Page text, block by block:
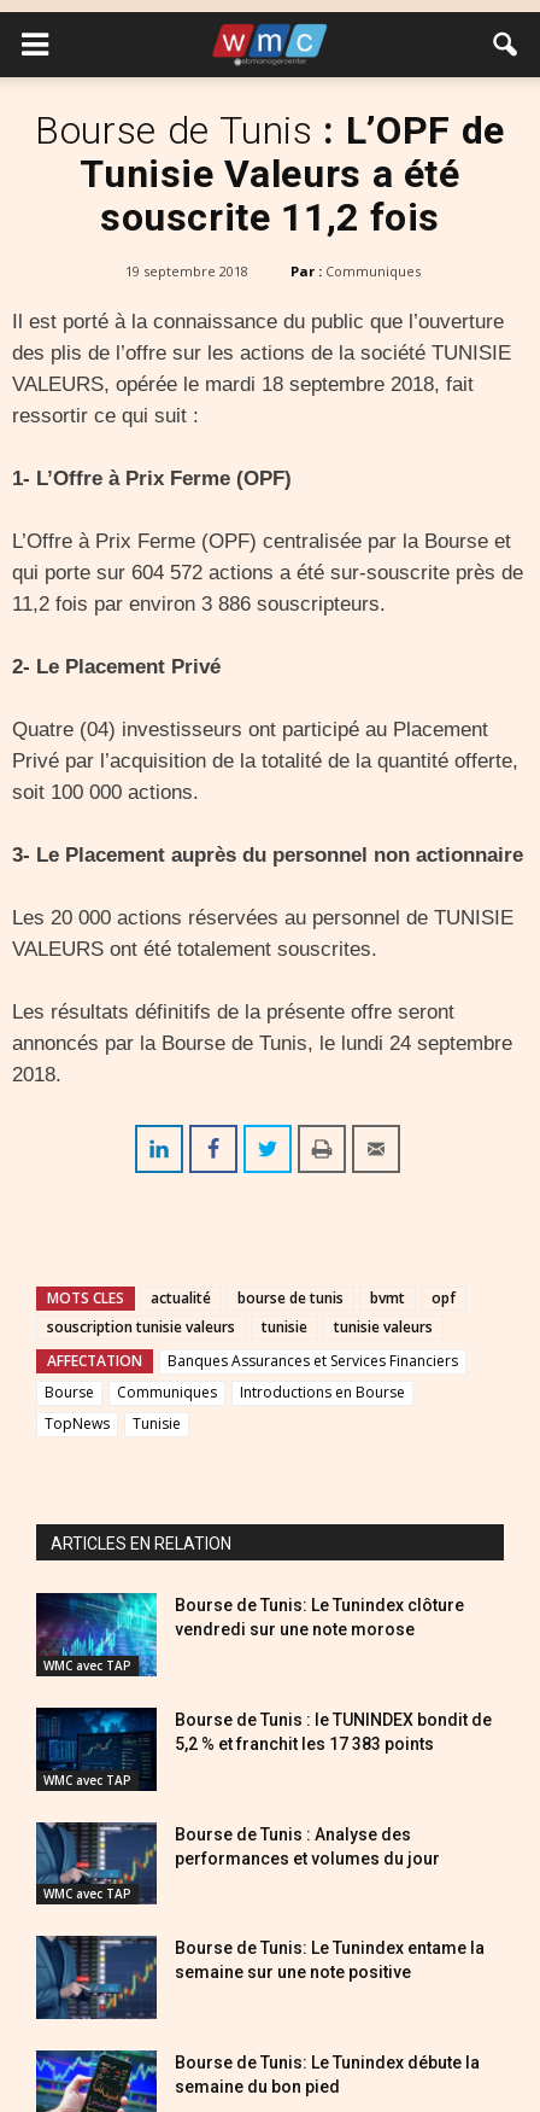
Bourse de Tunis : L’OPF de
Tunisie Valeurs a été
souscrite 11,2 fois
19 septembre 2018 Par : Communiques
Il est porté à la connaissance du public que l’ouverture
des plis de l’offre sur les actions de la société TUNISIE
VALEURS, opérée le mardi 18 septembre 2018, fait
ressortir ce qui suit :
1- L’Offre à Prix Ferme (OPF)
L’Offre à Prix Ferme (OPF) centralisée par la Bourse et
qui porte sur 604 572 actions a été sur-souscrite près de
11,2 fois par environ 3 886 souscripteurs.
2- Le Placement Privé
Quatre (04) investisseurs ont participé au Placement
Privé par l’acquisition de la totalité de la quantité offerte,
soit 100 000 actions.
3- Le Placement auprès du personnel non actionnaire
Les 20 000 actions réservées au personnel de TUNISIE
VALEURS ont été totalement souscrites.
Les résultats définitifs de la présente offre seront
annoncés par la Bourse de Tunis, le lundi 24 septembre
2018.
MOTS CLES actualité bourse de tunis bvmt
opf
souscription tunisie valeurs
tunisie
tunisie valeurs
AFFECTATION
Banques Assurances et Services Financiers
Bourse
Communiques
Introductions en Bourse
TopNews
Tunisie
ARTICLES EN RELATION
WMC avec TAP
Bourse de Tunis: Le Tunindex clôture
vendredi sur une note morose
WMC avec TAP
Bourse de Tunis : le TUNINDEX bondit de
5,2 % et franchit les 17 383 points
WMC avec TAP
Bourse de Tunis : Analyse des
performances et volumes du jour
Bourse de Tunis: Le Tunindex entame la
semaine sur une note positive
Bourse de Tunis: Le Tunindex débute la
semaine du bon pied